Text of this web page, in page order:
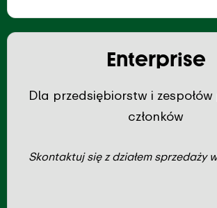
Enterprise
Dla przedsiębiorstw i
członków
Skontaktuj się z działem sprzedaży